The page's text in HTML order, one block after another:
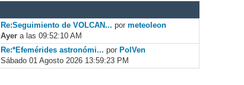
Re:Seguimiento de VOLCAN... pormeteoleon
Ayer a las 09:52:10 AM
Re:*Efemérides astronómi... por PolVen
Sábado 01 Agosto 2026 13:59:23 PM